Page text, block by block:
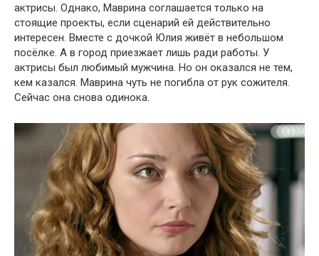
актрисы. Однако, Маврина соглашается только на
стоящие проекты, если сценарий ей действительно
интересен. Вместе с дочкой Юлия живёт в небольшом
посёлке. А в город приезжает лишь ради работы. У
актрисы был любимый мужчина. Но он оказался не тем,
кем казался. Маврина чуть не погибла от рук сожителя.
Сейчас она снова одинока.